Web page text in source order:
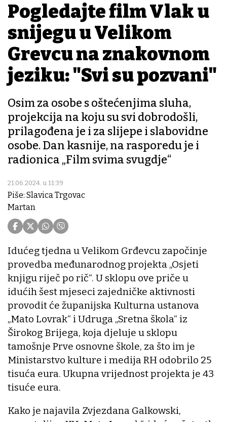
Pogledajte film Vlak u
snijegu u Velikom
Grđevcu na znakovnom
jeziku: "Svi su pozvani"
Osim za osobe s oštećenjima sluha,
projekcija na koju su svi dobrodošli,
prilagođena je i za slijepe i slabovidne
osobe. Dan kasnije, na rasporedu je i
radionica „Film svima svugdje“
21.06.2024. u 11:39
Piše: Slavica Trgovac
Martan
Idućeg tjedna u Velikom Grđevcu započinje
provedba međunarodnog projekta „Osjeti
knjigu riječ po rič“. U sklopu ove priče u
idućih šest mjeseci zajedničke aktivnosti
provodit će županijska Kulturna ustanova
„Mato Lovrak“ i Udruga „Sretna škola“ iz
Širokog Brijega, koja djeluje u sklopu
tamošnje Prve osnovne škole, za što im je
Ministarstvo kulture i medija RH odobrilo 25
tisuća eura. Ukupna vrijednost projekta je 43
tisuće eura.
Kako je najavila Zvjezdana Galkowski,